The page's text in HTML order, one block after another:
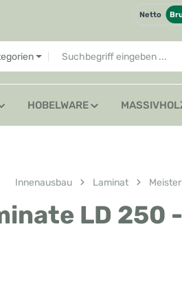
Netto
HOBELWARE
Innenausbau Laminat
LD 250